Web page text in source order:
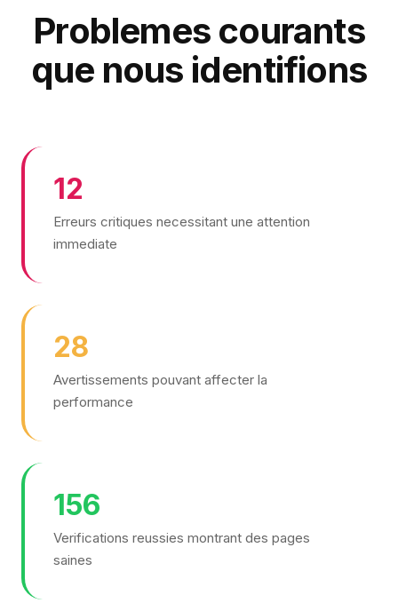
Problemes courants
que nous identifions
12
Erreurs critiques necessitant une attention
immediate
28
Avertissements pouvant affecter la
performance
156
Verifications reussies montrant des pages
saines